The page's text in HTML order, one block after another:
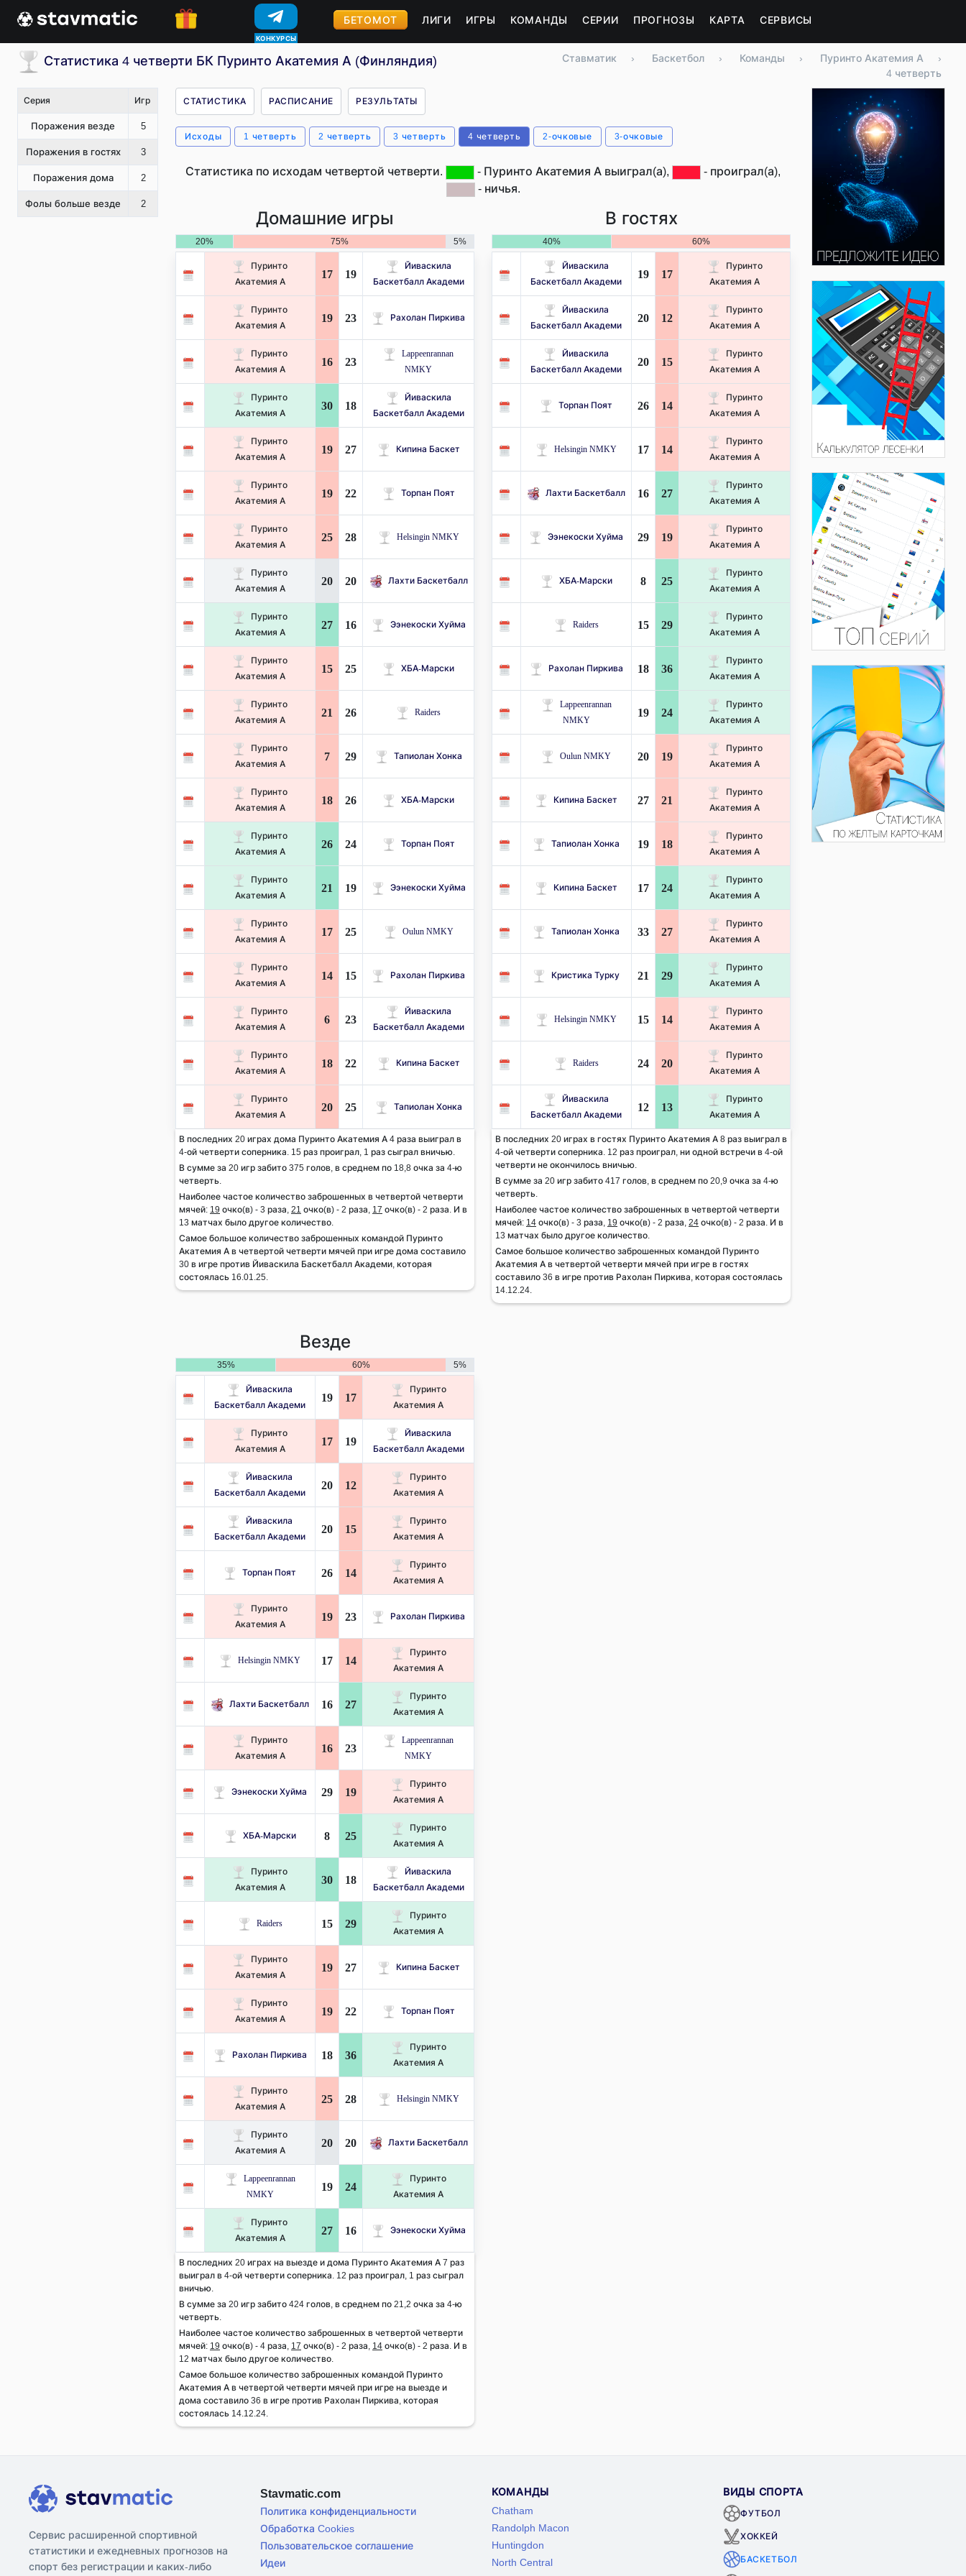
КОНКУРСЫ
БЕТОМОТ ЛИГИ ИГРЫ КОМАНДЫ СЕРИИ ПРОГНОЗЫ КАРТА СЕРВИСЫ
Статистика 4 четверти БК Пуринто Акатемия А (Финляндия) Ставматик › Баскетбол › Команды › Пуринто Акатемия А
›
4 четверть
Серия Игр
Поражения везде 5
Поражения в гостях 3
Поражения дома 2
Фолы больше везде 2
СТАТИСТИКА РАСПИСАНИЕ РЕЗУЛЬТАТЫ
Исходы 1 четверть 2 четверть 3 четверть 4 четверть 2-очковые 3-очковые
Статистика по исходам четвертой четверти. - Пуринто Акатемия А выиграл(а),
- проиграл(а),
- ничья.
Домашние игры
20% 75% 5%
Пуринто
Акатемия А
17 19
Йиваскила
Баскетбалл Академи
Пуринто
Акатемия А
19 23 Рахолан Пиркива
Пуринто
Акатемия А
16 23
Lappeenrannan
NMKY
Пуринто
Акатемия А
30 18
Йиваскила
Баскетбалл Академи
Пуринто
Акатемия А
19 27 Кипина Баскет
Пуринто
Акатемия А
19 22 Торпан Поят
Пуринто
Акатемия А
25 28 Helsingin NMKY
Пуринто
Акатемия А
20 20 Лахти Баскетбалл
Пуринто
Акатемия А
27 16 Ээнекоски Хуйма
Пуринто
Акатемия А
15 25 ХБА-Марски
Пуринто
Акатемия А
21 26 Raiders
Пуринто
Акатемия А
7 29 Тапиолан Хонка
Пуринто
Акатемия А
18 26 ХБА-Марски
Пуринто
Акатемия А
26 24 Торпан Поят
Пуринто
Акатемия А
21 19 Ээнекоски Хуйма
Пуринто
Акатемия А
17 25 Oulun NMKY
Пуринто
Акатемия А
14 15 Рахолан Пиркива
Пуринто
Акатемия А
6 23
Йиваскила
Баскетбалл Академи
Пуринто
Акатемия А
18 22 Кипина Баскет
Пуринто
Акатемия А
20 25 Тапиолан Хонка
В последних 20 играх дома Пуринто Акатемия А 4 раза выиграл в
4-ой четверти соперника. 15 раз проиграл, 1 раз сыграл вничью.
В сумме за 20 игр забито 375 голов, в среднем по 18,8 очка за 4-ю
четверть.
Наиболее частое количество заброшенных в четвертой четверти
мячей: 19 очко(в) - 3 раза, 21 очко(в) - 2 раза, 17 очко(в) - 2 раза. И в
13 матчах было другое количество.
Самое большое количество заброшенных командой Пуринто
Акатемия А в четвертой четверти мячей при игре дома составило
30 в игре против Йиваскила Баскетбалл Академи, которая
состоялась 16.01.25.
В гостях
40% 60%
Йиваскила
Баскетбалл Академи
19 17
Пуринто
Акатемия А
Йиваскила
Баскетбалл Академи
20 12
Пуринто
Акатемия А
Йиваскила
Баскетбалл Академи
20 15
Пуринто
Акатемия А
Торпан Поят 26 14
Пуринто
Акатемия А
Helsingin NMKY 17 14
Пуринто
Акатемия А
Лахти Баскетбалл 16 27
Пуринто
Акатемия А
Ээнекоски Хуйма 29 19
Пуринто
Акатемия А
ХБА-Марски 8 25
Пуринто
Акатемия А
Raiders 15 29
Пуринто
Акатемия А
Рахолан Пиркива 18 36
Пуринто
Акатемия А
Lappeenrannan
NMKY
19 24
Пуринто
Акатемия А
Oulun NMKY 20 19
Пуринто
Акатемия А
Кипина Баскет 27 21
Пуринто
Акатемия А
Тапиолан Хонка 19 18
Пуринто
Акатемия А
Кипина Баскет 17 24
Пуринто
Акатемия А
Тапиолан Хонка 33 27
Пуринто
Акатемия А
Кристика Турку 21 29
Пуринто
Акатемия А
Helsingin NMKY 15 14
Пуринто
Акатемия А
Raiders 24 20
Пуринто
Акатемия А
Йиваскила
Баскетбалл Академи
12 13
Пуринто
Акатемия А
В последних 20 играх в гостях Пуринто Акатемия А 8 раз выиграл в
4-ой четверти соперника. 12 раз проиграл, ни одной встречи в 4-ой
четверти не окончилось вничью.
В сумме за 20 игр забито 417 голов, в среднем по 20,9 очка за 4-ю
четверть.
Наиболее частое количество заброшенных в четвертой четверти
мячей: 14 очко(в) - 3 раза, 19 очко(в) - 2 раза, 24 очко(в) - 2 раза. И в
13 матчах было другое количество.
Самое большое количество заброшенных командой Пуринто
Акатемия А в четвертой четверти мячей при игре в гостях
составило 36 в игре против Рахолан Пиркива, которая состоялась
14.12.24.
Везде
35% 60% 5%
Йиваскила
Баскетбалл Академи
19 17
Пуринто
Акатемия А
Пуринто
Акатемия А
17 19
Йиваскила
Баскетбалл Академи
Йиваскила
Баскетбалл Академи
20 12
Пуринто
Акатемия А
Йиваскила
Баскетбалл Академи
20 15
Пуринто
Акатемия А
Торпан Поят 26 14
Пуринто
Акатемия А
Пуринто
Акатемия А
19 23 Рахолан Пиркива
Helsingin NMKY 17 14
Пуринто
Акатемия А
Лахти Баскетбалл 16 27
Пуринто
Акатемия А
Пуринто
Акатемия А
16 23
Lappeenrannan
NMKY
Ээнекоски Хуйма 29 19
Пуринто
Акатемия А
ХБА-Марски 8 25
Пуринто
Акатемия А
Пуринто
Акатемия А
30 18
Йиваскила
Баскетбалл Академи
Raiders 15 29
Пуринто
Акатемия А
Пуринто
Акатемия А
19 27 Кипина Баскет
Пуринто
Акатемия А
19 22 Торпан Поят
Рахолан Пиркива 18 36
Пуринто
Акатемия А
Пуринто
Акатемия А
25 28 Helsingin NMKY
Пуринто
Акатемия А
20 20 Лахти Баскетбалл
Lappeenrannan
NMKY
19 24
Пуринто
Акатемия А
Пуринто
Акатемия А
27 16 Ээнекоски Хуйма
В последних 20 играх на выезде и дома Пуринто Акатемия А 7 раз
выиграл в 4-ой четверти соперника. 12 раз проиграл, 1 раз сыграл
вничью.
В сумме за 20 игр забито 424 голов, в среднем по 21,2 очка за 4-ю
четверть.
Наиболее частое количество заброшенных в четвертой четверти
мячей: 19 очко(в) - 4 раза, 17 очко(в) - 2 раза, 14 очко(в) - 2 раза. И в
12 матчах было другое количество.
Самое большое количество заброшенных командой Пуринто
Акатемия А в четвертой четверти мячей при игре на выезде и
дома составило 36 в игре против Рахолан Пиркива, которая
состоялась 14.12.24.
Сервис расширенной спортивной
статистики и ежедневных прогнозов на
спорт без регистрации и каких-либо
Stavmatic.com
Политика конфиденциальности
Обработка Cookies
Пользовательское соглашение
Идеи
КОМАНДЫ
Chatham
Randolph Macon
Huntingdon
North Central
ВИДЫ СПОРТА
ФУТБОЛ
ХОККЕЙ
БАСКЕТБОЛ